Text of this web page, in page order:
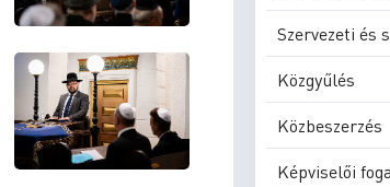
Szervezeti és
Közgyűlés
Közbeszerzés
Képviselői